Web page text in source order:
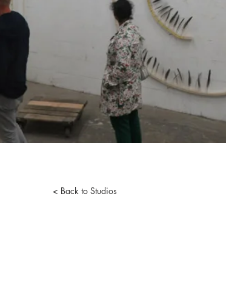
< Back to Studios